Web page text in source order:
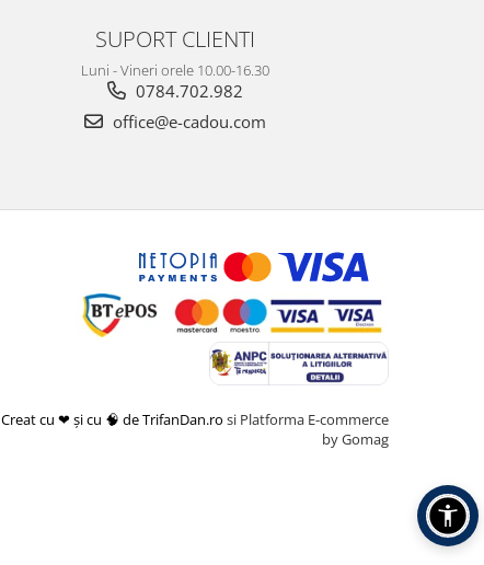
SUPORT CLIENTI
Luni - Vineri orele 10.00-16.30
0784.702.982
office@e-cadou.com
Creat cu ❤ și cu 🧠 de TrifanDan.ro si Platforma E-commerce
by Gomag